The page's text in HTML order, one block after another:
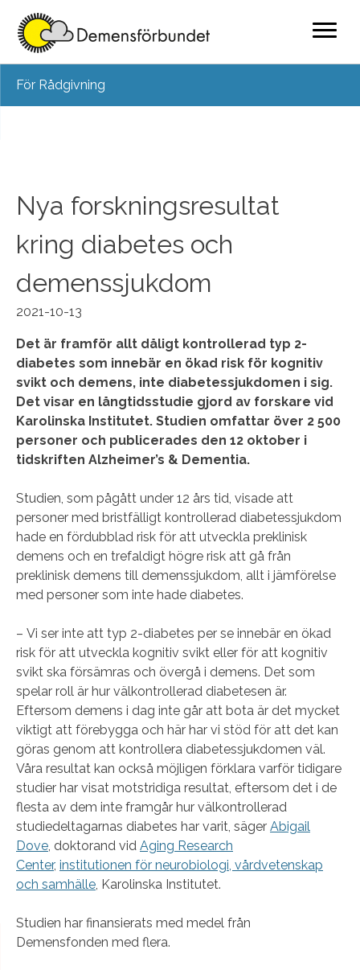
content
För Rådgivning
Nya forskningsresultat
kring diabetes och
demenssjukdom
2021-10-13
Det är framför allt dåligt kontrollerad typ 2-
diabetes som innebär en ökad risk för kognitiv
svikt och demens, inte diabetessjukdomen i sig.
Det visar en långtidsstudie gjord av forskare vid
Karolinska Institutet. Studien omfattar över 2 500
personer och publicerades den 12 oktober i
tidskriften Alzheimer’s & Dementia.
Studien, som pågått under 12 års tid, visade att
personer med bristfälligt kontrollerad diabetessjukdom
hade en fördubblad risk för att utveckla preklinisk
demens och en trefaldigt högre risk att gå från
preklinisk demens till demenssjukdom, allt i jämförelse
med personer som inte hade diabetes.
– Vi ser inte att typ 2-diabetes per se innebär en ökad
risk för att utveckla kognitiv svikt eller för att kognitiv
svikt ska försämras och övergå i demens. Det som
spelar roll är hur välkontrollerad diabetesen är.
Eftersom demens i dag inte går att bota är det mycket
viktigt att förebygga och här har vi stöd för att det kan
göras genom att kontrollera diabetessjukdomen väl.
Våra resultat kan också möjligen förklara varför tidigare
studier har visat motstridiga resultat, eftersom det i de
flesta av dem inte framgår hur välkontrollerad
studiedeltagarnas diabetes har varit, säger Abigail
Dove, doktorand vid Aging Research
Center, institutionen för neurobiologi, vårdvetenskap
och samhälle, Karolinska Institutet.
Studien har finansierats med medel från
Demensfonden med flera.